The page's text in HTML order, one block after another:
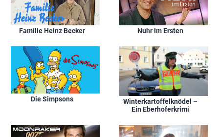
Familie Heinz Becker Nuhr im Ersten
Die Simpsons
Winterkartoffelknödel –
Ein Eberhoferkrimi